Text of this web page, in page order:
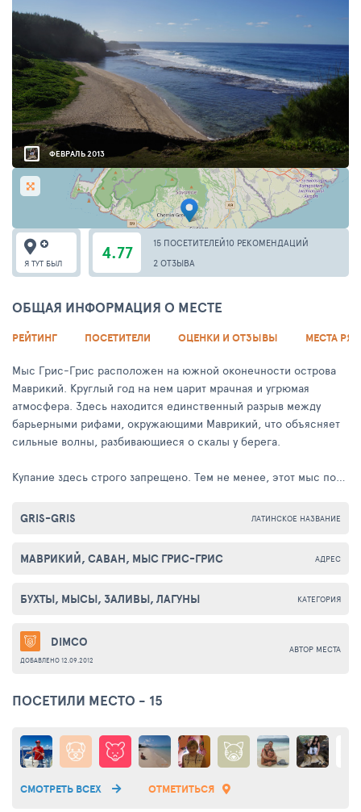
ФЕВРАЛЬ 2013
4.77 15 ПОСЕТИТЕЛЕЙ10 РЕКОМЕНДАЦИЙ
2 ОТЗЫВА
Я ТУТ БЫЛ
ОБЩАЯ ИНФОРМАЦИЯ О МЕСТЕ
РЕЙТИНГ ПОСЕТИТЕЛИ ОЦЕНКИ И ОТЗЫВЫ МЕСТА
Мыс Грис-Грис расположен на южной оконечности острова
Маврикий. Круглый год на нем царит мрачная и угрюмая
атмосфера. Здесь находится единственный разрыв между
барьерными рифами, окружающими Маврикий, что объясняет
сильные волны, разбивающиеся о скалы у берега.
Купание здесь строго запрещено. Тем не менее, этот мыс по-
жителей, которые желают устроить здесь пикник и отдохнуть с
магазины, общественные туалеты и размещены пункты
безопасности для многочисленных туристов.
ЛАТИНСКОЕ НАЗВАНИЕ
GRIS-GRIS
АДРЕС
МАВРИКИЙ, САВАН, МЫС ГРИС-ГРИС
КАТЕГОРИЯ
БУХТЫ, МЫСЫ, ЗАЛИВЫ, ЛАГУНЫ
АВТОР МЕСТА
DIMCO
ДОБАВЛЕНО 12.09.2012
ПОСЕТИЛИ МЕСТО - 15
СМОТРЕТЬ ВСЕХ ОТМЕТИТЬСЯ